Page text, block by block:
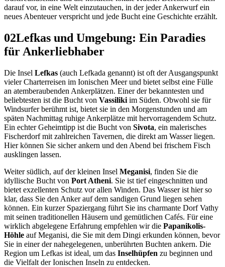
darauf vor, in eine Welt einzutauchen, in der jeder Ankerwurf ein
neues Abenteuer verspricht und jede Bucht eine Geschichte erzählt.
02Lefkas und Umgebung: Ein Paradies
für Ankerliebhaber
Die Insel Lefkas (auch Lefkada genannt) ist oft der Ausgangspunkt
vieler Charterreisen im Ionischen Meer und bietet selbst eine Fülle
an atemberaubenden Ankerplätzen. Einer der bekanntesten und
beliebtesten ist die Bucht von Vassiliki im Süden. Obwohl sie für
Windsurfer berühmt ist, bietet sie in den Morgenstunden und am
späten Nachmittag ruhige Ankerplätze mit hervorragendem Schutz.
Ein echter Geheimtipp ist die Bucht von Sivota, ein malerisches
Fischerdorf mit zahlreichen Tavernen, die direkt am Wasser liegen.
Hier können Sie sicher ankern und den Abend bei frischem Fisch
ausklingen lassen.
Weiter südlich, auf der kleinen Insel Meganisi, finden Sie die
idyllische Bucht von Port Atheni. Sie ist tief eingeschnitten und
bietet exzellenten Schutz vor allen Winden. Das Wasser ist hier so
klar, dass Sie den Anker auf dem sandigen Grund liegen sehen
können. Ein kurzer Spaziergang führt Sie ins charmante Dorf Vathy
mit seinen traditionellen Häusern und gemütlichen Cafés. Für eine
wirklich abgelegene Erfahrung empfehlen wir die Papanikolis-
Höhle auf Meganisi, die Sie mit dem Dingi erkunden können, bevor
Sie in einer der nahegelegenen, unberührten Buchten ankern. Die
Region um Lefkas ist ideal, um das Inselhüpfen zu beginnen und
die Vielfalt der Ionischen Inseln zu entdecken.